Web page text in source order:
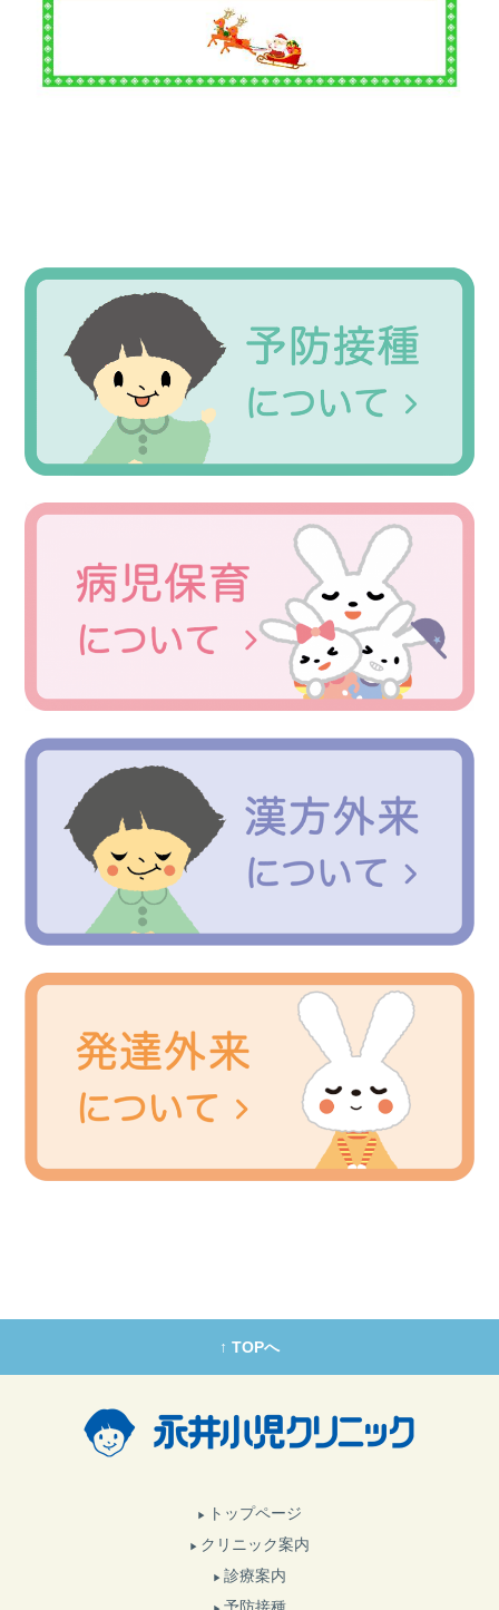
Primary
Sidebar
↑ TOPへ
トップページ
クリニック案内
診療案内